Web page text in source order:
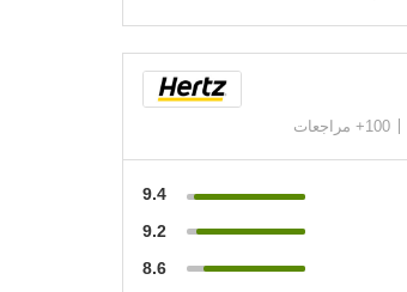
100+ مراجعات
9.4
9.2
8.6